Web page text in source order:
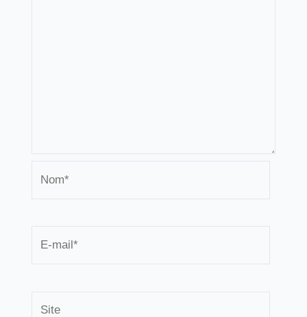
mail*